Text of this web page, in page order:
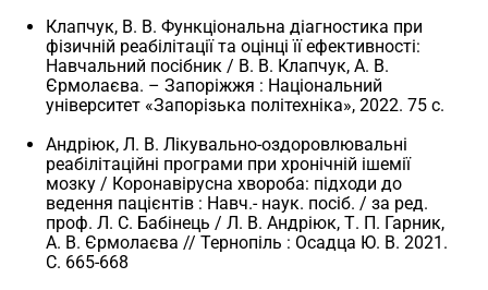
Клапчук, В. В. Функціональна діагностика при
фізичній реабілітації та оцінці її ефективності:
Навчальний посібник / В. В. Клапчук, А. В.
Єрмолаєва. – Запоріжжя : Національний
університет «Запорізька політехніка», 2022. 75 с.
Андріюк, Л. В. Лікувально-оздоровлювальні
реабілітаційні програми при хронічній ішемії
мозку / Коронавірусна хвороба: підходи до
ведення пацієнтів : Навч.- наук. посіб. / за ред.
проф. Л. С. Бабінець / Л. В. Андріюк, Т. П. Гарник,
А. В. Єрмолаєва // Тернопіль : Осадца Ю. В. 2021.
С. 665-668